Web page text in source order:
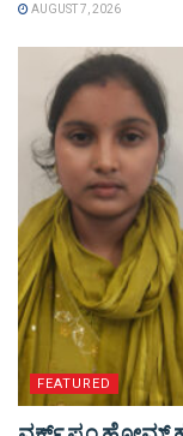
AUGUST 7, 2026
FEATURED